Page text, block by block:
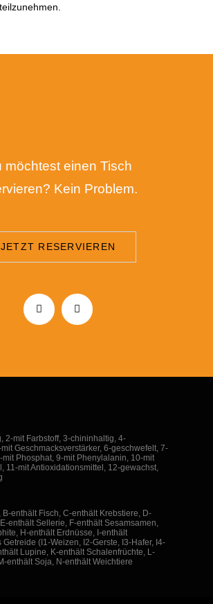
möchtest einen Tisch
Kein Problem.
JETZT RESERVIEREN
2-mit Farbstoff, 3-chininhaltig, 4-
Geschmacksverstärker, 6-geschwefelt, 7-
mit Phosphat, 9-mit Phenylalanin, 10-mit
11-mit Antioxidationsmittel, 12-gewachst,
B-enthält Fisch, C-enthält Krebstiere, D-
enthält Sellerie, F-enthält Sesamsamen,
H-enthält Erdnüsse, I-enthält
(I1-Weizen, I2-Gerste, I3-Hafer, I4-
Lupine, K-enthält Schalenfrüchte, L-
enthält Soja, N-enthält Weichtiere